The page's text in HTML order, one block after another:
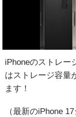
iPhoneのストレー
はストレージ容量
ます！
（最新のiPhone